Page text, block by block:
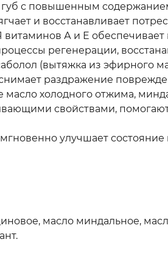
с повышенным
и восстанавливает
А и Е обеспечивает
регенерации,
(вытяжка из эфирного
раздражение
масло холодного отжима,
свойствами,
мгновенно улучшает состояние
масло миндальное,